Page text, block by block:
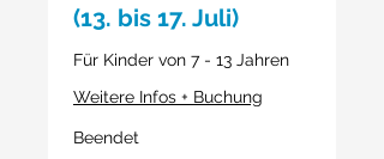
(13. bis 17. Juli)
Für Kinder von 7 - 13 Jahren
Weitere Infos + Buchung
Beendet